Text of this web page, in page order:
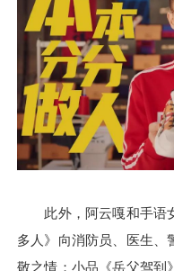
此外，阿云嘎和手语女
多人》向消防员、医生、
敬之情；小品《岳父驾到